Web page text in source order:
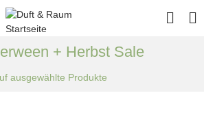
+ Herbst Sale
ausgewählte Produkte